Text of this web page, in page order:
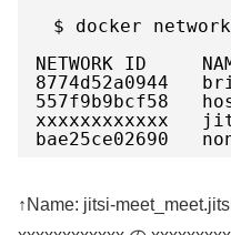
$ docker network
NETWORK ID
8774d52a0944
557f9b9bcf58
xxxxxxxxxxxx
bae25ce02690
↑Name: jitsi-